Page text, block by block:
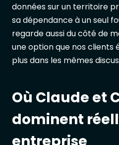
données sur un territoire
sa dépendance à un seul
regarde aussi du côté de
une option que nos clients
plus dans les mêmes
Où Claude et
dominent